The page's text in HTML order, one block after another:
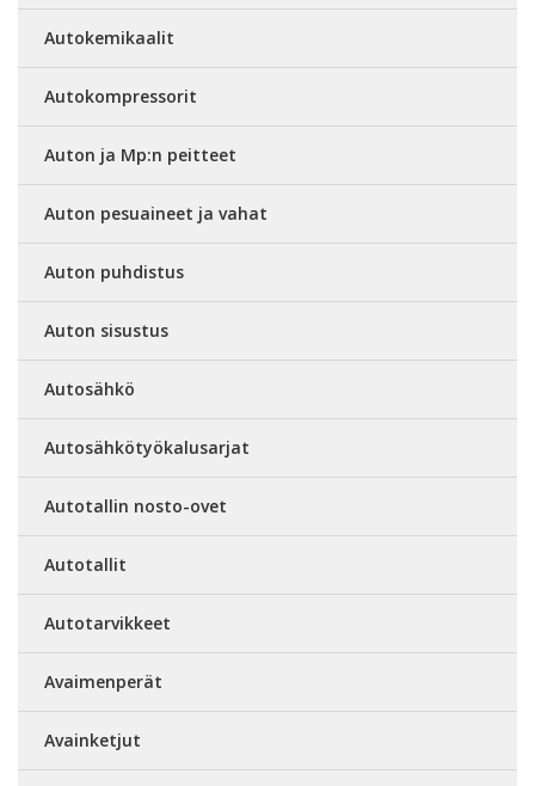
Autokemikaalit
Autokompressorit
Auton ja Mp:n peitteet
Auton pesuaineet ja vahat
Auton puhdistus
Auton sisustus
Autosähkö
Autosähkötyökalusarjat
Autotallin nosto-ovet
Autotallit
Autotarvikkeet
Avaimenperät
Avainketjut